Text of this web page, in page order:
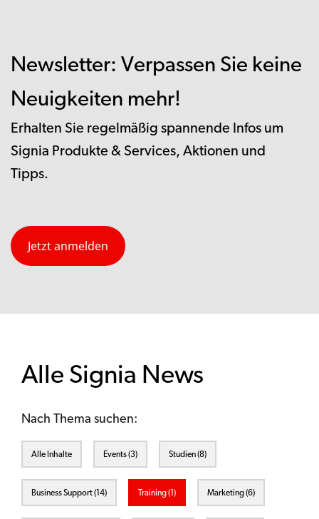
Newsletter: Verpassen Sie keine
Neuigkeiten mehr!
Erhalten Sie regelmäßig spannende Infos um
Signia Produkte & Services, Aktionen und
Tipps.
Jetzt anmelden
Alle Signia News
Nach Thema suchen:
Alle Inhalte Events (3) Studien (8)
Business Support (14) Training (1) Marketing (6)